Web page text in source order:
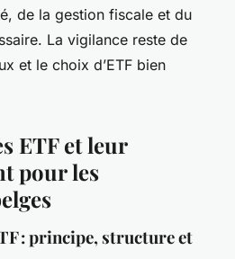
de la gestion fiscale et du
La vigilance reste de
et le choix d’ETF bien
ETF et leur
pour les
: principe, structure et